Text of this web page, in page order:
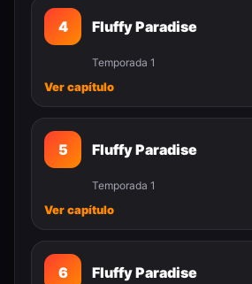
4 Fluffy Paradise
Temporada 1
Ver capítulo
5 Fluffy Paradise
Temporada 1
Ver capítulo
6 Fluffy Paradise